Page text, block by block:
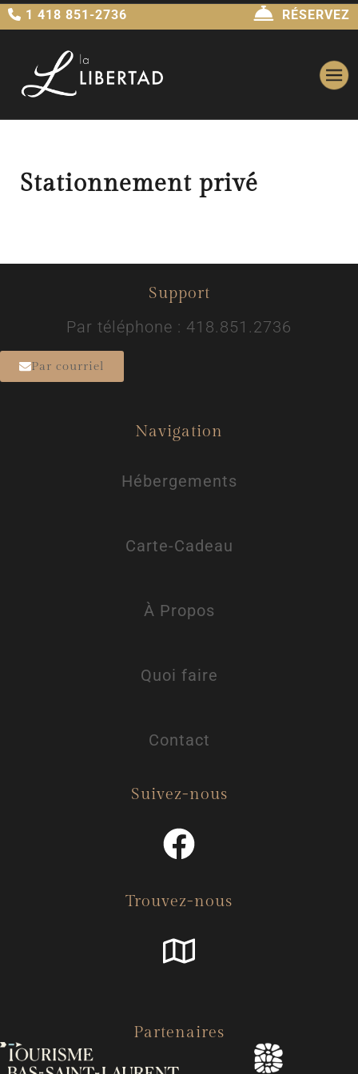
1 418 851-2736 RÉSERVEZ
Stationnement privé
Support
Par téléphone : 418.851.2736
Par courriel
Navigation
Hébergements
Carte-Cadeau
À Propos
Quoi faire
Contact
Suivez-nous
Trouvez-nous
Partenaires